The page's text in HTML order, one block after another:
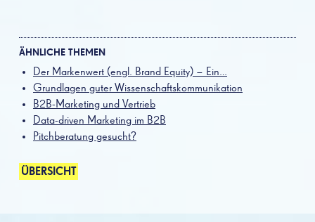
ÄHNLICHE THEMEN
Der Markenwert (engl. Brand Equity) – Ein…
Grundlagen guter Wissenschaftskommunikation
B2B-Marketing und Vertrieb
Data-driven Marketing im B2B
Pitchberatung gesucht?
ÜBERSICHT